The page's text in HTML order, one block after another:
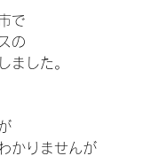
で
の
ました。
かりませんが